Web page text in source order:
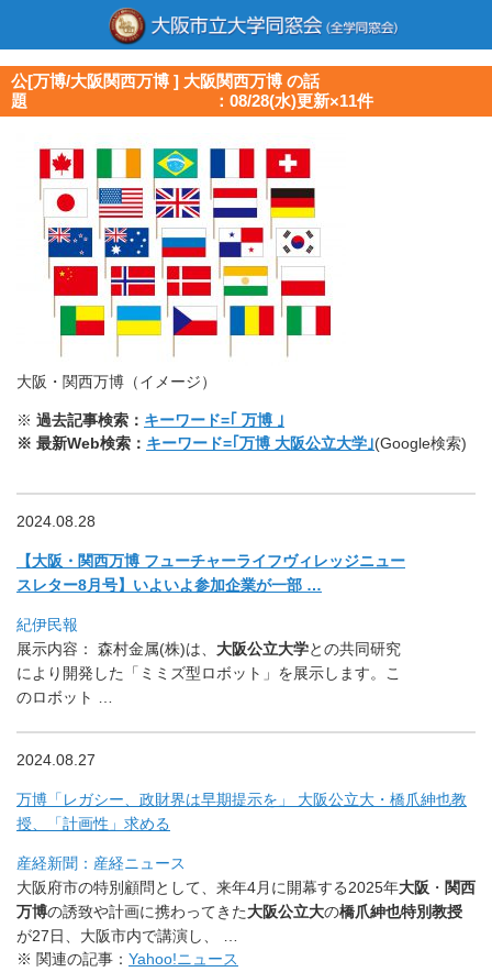
公[万博/大阪関西万博 ] 大阪関西万博 の話
題 ：08/28(水)更新×11件
大阪・関西万博（イメージ）
※ 過去記事検索： キーワード=｢ 万博 ｣
※ 最新Web検索： キーワード=｢万博 大阪公立大学｣(Google検索)
2024.08.28
【大阪・関西万博 フューチャーライフヴィレッジニュー
スレター8月号】 いよいよ参加企業が一部 …
紀伊民報
展示内容： 森村金属(株)は、 大阪公立大学との共同研究
により開発した「 ミミズ型ロボット」を展示します。こ
のロボット …
2024.08.27
万博「レガシー、政財界は早期提示を」 大阪公立大・橋爪紳也教
授、「計画性」求める
産経新聞：産経ニュース
大阪府市の特別顧問として、来年4月に開幕する2025年大阪 ・ 関西
万博の誘致や計画に携わってきた大阪公立大の橋爪紳也特別教授
が27日、大阪市内で講演し、 …
※ 関連の記事： Yahoo!ニュース